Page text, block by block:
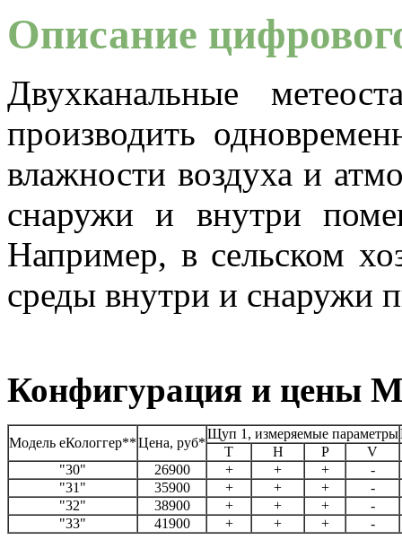
Описание
Двухканальные
производить
влажности воздуха и
снаружи и внутри
Например, в сельском
среды внутри и снаружи
Конфигурация и цены
Модель еКологгер**Цена, руб*
Щуп 1, измеряемые параметры
T
H P
V
"30"
26900 + + +
-
"31"
35900 + + +
-
"32"
38900 + + +
-
"33"
41900 + + + -